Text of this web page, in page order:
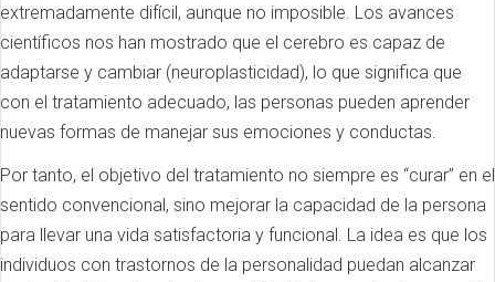
extremadamente difícil, aunque no imposible. Los avances
científicos nos han mostrado que el cerebro es capaz de
adaptarse y cambiar (neuroplasticidad), lo que significa que
con el tratamiento adecuado, las personas pueden aprender
nuevas formas de manejar sus emociones y conductas.
Por tanto, el objetivo del tratamiento no siempre es “curar” en el
sentido convencional, sino mejorar la capacidad de la persona
para llevar una vida satisfactoria y funcional. La idea es que los
individuos con trastornos de la personalidad puedan alcanzar